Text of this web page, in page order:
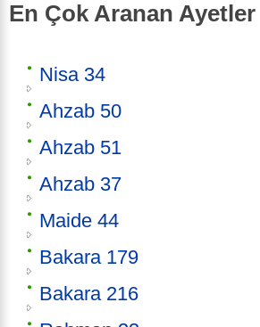
En Çok Aranan Ayetler
Nisa 34
Ahzab 50
Ahzab 51
Ahzab 37
Maide 44
Bakara 179
Bakara 216